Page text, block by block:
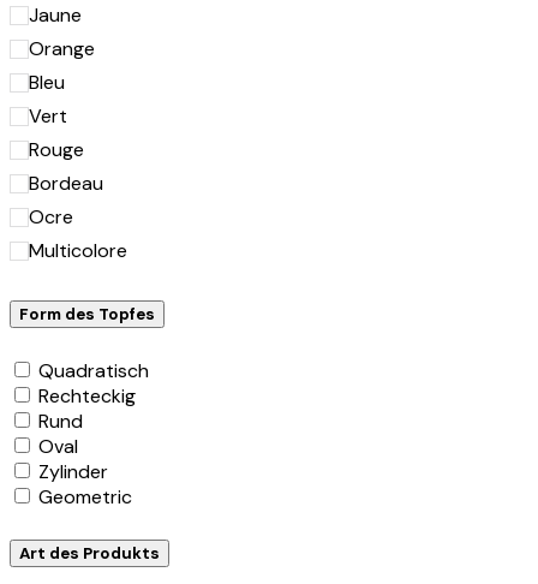
Jaune
Orange
Bleu
Vert
Rouge
Bordeau
Ocre
Multicolore
Form des Topfes
Quadratisch
Rechteckig
Rund
Oval
Zylinder
Geometric
Art des Produkts